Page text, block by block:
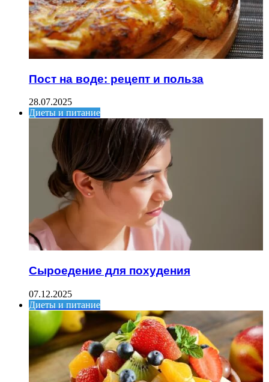
Пост на воде: рецепт и польза
28.07.2025
Диеты и питание
Сыроедение для похудения
07.12.2025
Диеты и питание